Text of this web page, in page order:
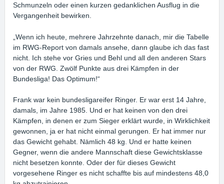
Schmunzeln oder einen kurzen gedanklichen Ausflug in die
Vergangenheit bewirken.
„Wenn ich heute, mehrere Jahrzehnte danach, mir die Tabelle
im RWG-Report von damals ansehe, dann glaube ich das fast
nicht. Ich stehe vor Gries und Behl und all den anderen Stars
von der RWG. Zwölf Punkte aus drei Kämpfen in der
Bundesliga! Das Optimum!“
Frank war kein bundesligareifer Ringer. Er war erst 14 Jahre,
damals, im Jahre 1985. Und er hat keinen von den drei
Kämpfen, in denen er zum Sieger erklärt wurde, in Wirklichkeit
gewonnen, ja er hat nicht einmal gerungen. Er hat immer nur
das Gewicht gehabt. Nämlich 48 kg. Und er hatte keinen
Gegner, wenn die andere Mannschaft diese Gewichtsklasse
nicht besetzen konnte. Oder der für dieses Gewicht
vorgesehene Ringer es nicht schaffte bis auf mindestens 48,0